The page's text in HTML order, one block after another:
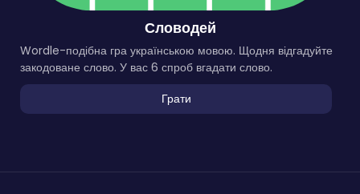
Словодей
Wordle-подібна гра українською мовою. Щодня відгадуйте
закодоване слово. У вас 6 спроб вгадати слово.
Грати